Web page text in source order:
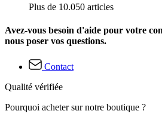
Plus de 10.050 articles
Avez-vous besoin d'aide pour votre
nous poser vos questions.
Contact
Qualité vérifiée
Pourquoi acheter sur notre boutique ?